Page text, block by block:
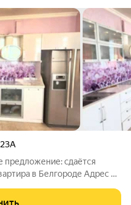
23А
предложение: сдаётся
в Белгороде Адрес и
развитой инфраструктурой,